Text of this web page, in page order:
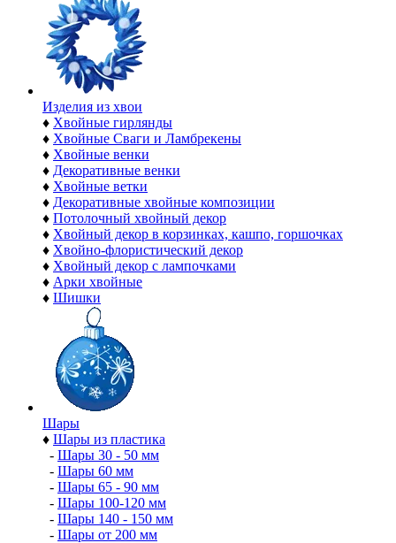
Изделия из хвои
♦ Хвойные гирлянды
♦ Хвойные Сваги и Ламбрекены
♦ Хвойные венки
♦ Декоративные венки
♦ Хвойные ветки
♦ Декоративные хвойные композиции
♦ Потолочный хвойный декор
♦ Хвойный декор в корзинках, кашпо, горшочках
♦ Хвойно-флористический декор
♦ Хвойный декор с лампочками
♦ Арки хвойные
♦ Шишки
Шары
♦ Шары из пластика
- Шары 30 - 50 мм
- Шары 60 мм
- Шары 65 - 90 мм
- Шары 100-120 мм
- Шары 140 - 150 мм
- Шары от 200 мм